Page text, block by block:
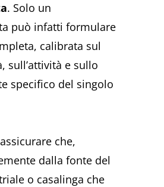
. Solo un
può infatti formulare
calibrata sul
sull’attività e sullo
specifico del singolo
che,
dalla fonte del
o casalinga che